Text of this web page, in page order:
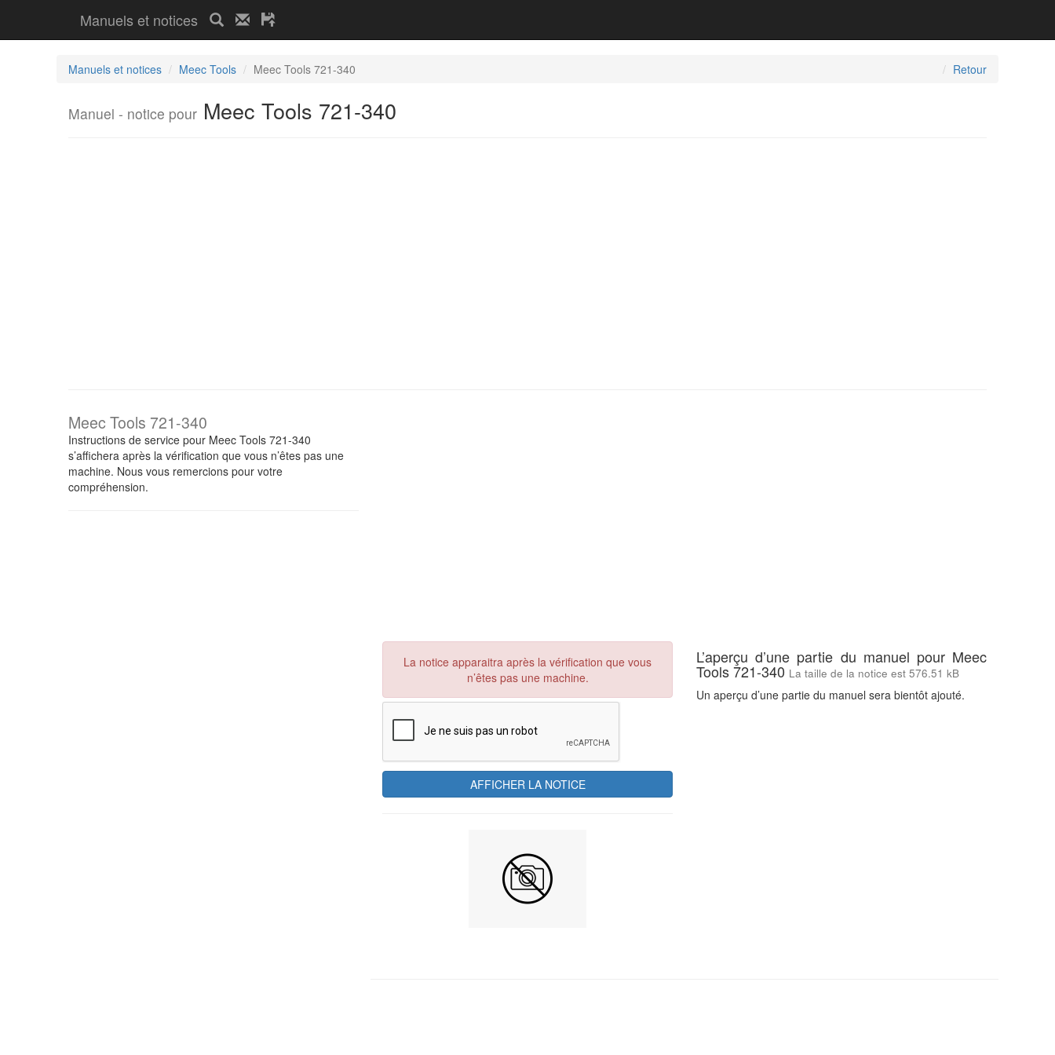
Manuels et notices
Manuels et notices Meec Tools Meec Tools 721-340 Retour
Manuel - notice pour Meec Tools 721-340
Meec Tools 721-340
Instructions de service pour Meec Tools 721-340
s’affichera après la vérification que vous n’êtes pas une
machine. Nous vous remercions pour votre
compréhension.
La notice apparaitra après la vérification que vous
n’êtes pas une machine.
AFFICHER LA NOTICE
L’aperçu d’une partie du manuel pour Meec
Tools 721-340 La taille de la notice est 576.51 kB
Un aperçu d’une partie du manuel sera bientôt ajouté.